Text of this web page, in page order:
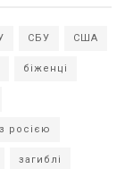
СБУ США
біженці
росією
загиблі